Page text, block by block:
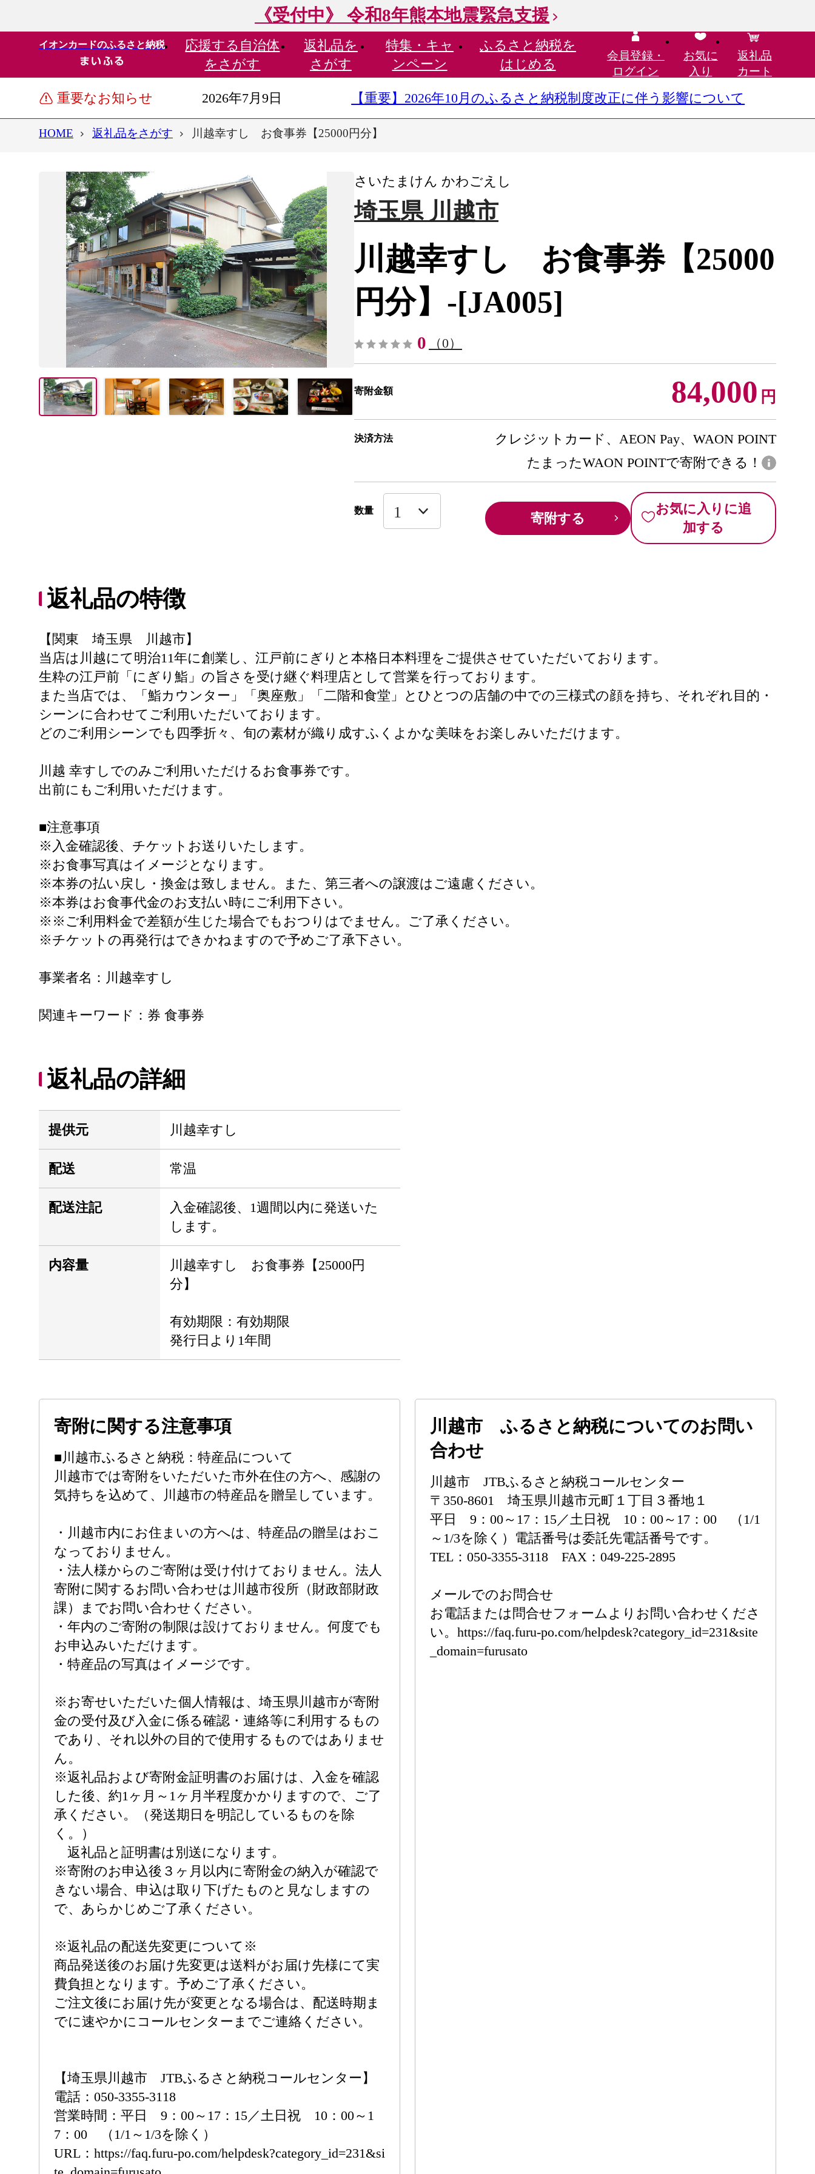
《受付中》 令和8年熊本地震緊急支援
イオンカードのふるさと納税 応援する 自治体
をさがす
返礼品を
さがす
特集・ キャ
ンペーン
ふるさと納税を
はじめる
会員登録・
ログイン
お気に
入り
返礼品
カート
重要なお知らせ 2026年7月9日 【重要】2026年10月のふるさと納税制度改正に伴う影響について
HOME 返礼品をさがす 川越幸すし お食事券【25000円分】
さいたまけん かわごえし
埼玉県 川越市
川越幸すし お食事券【25000
円分】-[JA005]
0 （0）
寄附金額 84,000 円
決済方法
クレジットカード、AEON Pay、WAON POINT
たまったWAON POINTで寄附できる！
数量 寄附する
お気に入りに追
加する
返礼品の特徴
【関東 埼玉県 川越市】
当店は川越にて明治11年に創業し、江戸前にぎりと本格日本料理をご提供させていただいております。
生粋の江戸前「にぎり鮨」の旨さを受け継ぐ料理店として営業を行っております。
また当店では、「鮨カウンター」「奥座敷」「二階和食堂」とひとつの店舗の中での三様式の顔を持ち、それぞれ目的・
シーンに合わせてご利用いただいております。
どのご利用シーンでも四季折々、旬の素材が織り成すふくよかな美味をお楽しみいただけます。
川越 幸すしでのみご利用いただけるお食事券です。
出前にもご利用いただけます。
■注意事項
※入金確認後、チケットお送りいたします。
※お食事写真はイメージとなります。
※本券の払い戻し・換金は致しません。また、第三者への譲渡はご遠慮ください。
※本券はお食事代金のお支払い時にご利用下さい。
※※ご利用料金で差額が生じた場合でもおつりはでません。ご了承ください。
※チケットの再発行はできかねますので予めご了承下さい。
事業者名：川越幸すし
関連キーワード：券 食事券
返礼品の詳細
提供元 川越幸すし
配送 常温
配送注記
入金確認後、1週間以内に発送いた
します。
内容量
川越幸すし お食事券【25000円
分】
有効期限：有効期限
発行日より1年間
寄附に関する注意事項
■川越市ふるさと納税：特産品について
川越市では寄附をいただいた市外在住の方へ、感謝の
気持ちを込めて、川越市の特産品を贈呈しています。
・川越市内にお住まいの方へは、特産品の贈呈はおこ
なっておりません。
・法人様からのご寄附は受け付けておりません。法人
寄附に関するお問い合わせは川越市役所（財政部財政
課）までお問い合わせください。
・年内のご寄附の制限は設けておりません。何度でも
お申込みいただけます。
・特産品の写真はイメージです。
※お寄せいただいた個人情報は、埼玉県川越市が寄附
金の受付及び入金に係る確認・連絡等に利用するもの
であり、それ以外の目的で使用するものではありませ
ん。
※返礼品および寄附金証明書のお届けは、入金を確認
した後、約1ヶ月～1ヶ月半程度かかりますので、ご了
承ください。（発送期日を明記しているものを除
く。）
返礼品と証明書は別送になります。
※寄附のお申込後３ヶ月以内に寄附金の納入が確認で
きない場合、申込は取り下げたものと見なしますの
で、あらかじめご了承ください。
※返礼品の配送先変更について※
商品発送後のお届け先変更は送料がお届け先様にて実
費負担となります。予めご了承ください。
ご注文後にお届け先が変更となる場合は、配送時期ま
でに速やかにコールセンターまでご連絡ください。
【埼玉県川越市 JTBふるさと納税コールセンター】
電話：050-3355-3118
営業時間：平日 9：00～17：15／土日祝 10：00～1
7：00 （1/1～1/3を除く）
URL：https://faq.furu-po.com/helpdesk?category_id=231&si
川越市 ふるさと納税についてのお問い
合わせ
川越市 JTBふるさと納税コールセンター
〒350-8601 埼玉県川越市元町１丁目３番地１
平日 9：00～17：15／土日祝 10：00～17：00 （1/1
～1/3を除く）電話番号は委託先電話番号です。
TEL：050-3355-3118 FAX：049-225-2895
メールでのお問合せ
お電話または問合せフォームよりお問い合わせくださ
い。https://faq.furu-po.com/helpdesk?category_id=231&site
_domain=furusato